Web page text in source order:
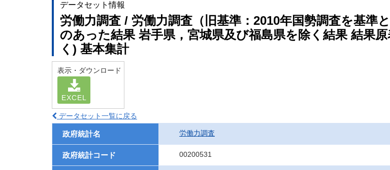
データセット情報
労働力調査 / 労働力調査（旧基準：2010年国勢調査を基準
のあった結果 岩手県，宮城県及び福島県を除く結果 結果
く) 基本集計
表示・ダウンロード
EXCEL
データセット一覧に戻る
政府統計名 労働力調査
政府統計コード 00200531